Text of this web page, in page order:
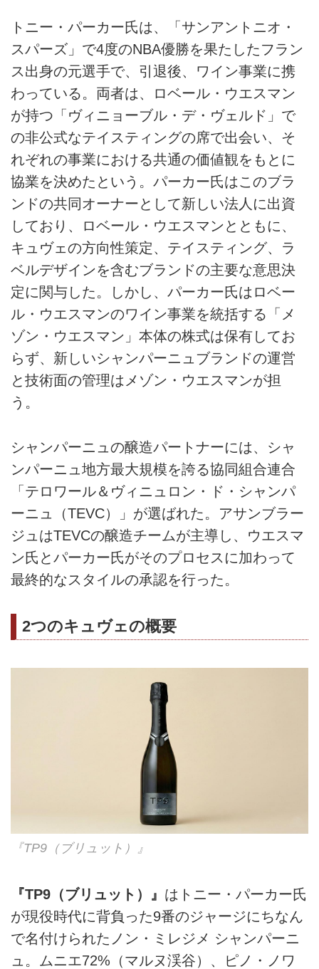
トニー・パーカー氏は、「サンアントニオ・
スパーズ」で4度のNBA優勝を果たしたフラン
ス出身の元選手で、引退後、ワイン事業に携
わっている。両者は、ロベール・ウエスマン
が持つ「ヴィニョーブル・デ・ヴェルド」で
の非公式なテイスティングの席で出会い、そ
れぞれの事業における共通の価値観をもとに
協業を決めたという。パーカー氏はこのブラ
ンドの共同オーナーとして新しい法人に出資
しており、ロベール・ウエスマンとともに、
キュヴェの方向性策定、テイスティング、ラ
ベルデザインを含むブランドの主要な意思決
定に関与した。しかし、パーカー氏はロベー
ル・ウエスマンのワイン事業を統括する「メ
ゾン・ウエスマン」本体の株式は保有してお
らず、新しいシャンパーニュブランドの運営
と技術面の管理はメゾン・ウエスマンが担
う。
シャンパーニュの醸造パートナーには、シャ
ンパーニュ地方最大規模を誇る協同組合連合
「テロワール＆ヴィニュロン・ド・シャンパ
ーニュ（TEVC）」が選ばれた。アサンブラー
ジュはTEVCの醸造チームが主導し、ウエスマ
ン氏とパーカー氏がそのプロセスに加わって
最終的なスタイルの承認を行った。
2つのキュヴェの概要
『TP9（ブリュット）』
『TP9（ブリュット）』 はトニー・パーカー氏
が現役時代に背負った9番のジャージにちなん
で名付けられたノン・ミレジメ シャンパーニ
ュ。ムニエ72%（マルヌ渓谷）、ピノ・ノワ